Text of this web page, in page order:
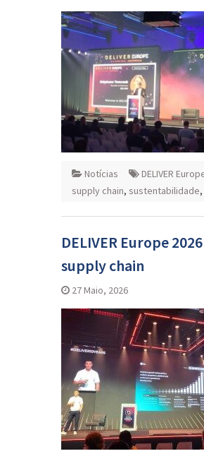
Notícias DELIVER
supply chain, sustentabilidade,
DELIVER Europe
supply chain
27 Maio, 2026